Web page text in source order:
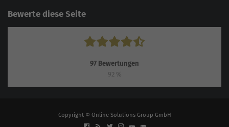
Bewerte diese Seite
97 Bewertungen
92 %
Copyright © Online Solutions Group GmbH